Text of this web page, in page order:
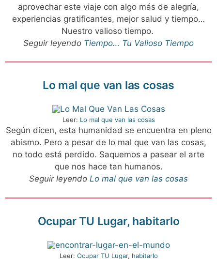
aprovechar este viaje con algo más de alegría,
experiencias gratificantes, mejor salud y tiempo…
Nuestro valioso tiempo.
Seguir leyendo Tiempo… Tu Valioso Tiempo
Lo mal que van las cosas
Leer: Lo mal que van las cosas
Según dicen, esta humanidad se encuentra en pleno
abismo. Pero a pesar de lo mal que van las cosas,
no todo está perdido. Saquemos a pasear el arte
que nos hace tan humanos.
Seguir leyendo Lo mal que van las cosas
Ocupar TU Lugar, habitarlo
Leer: Ocupar TU Lugar, habitarlo